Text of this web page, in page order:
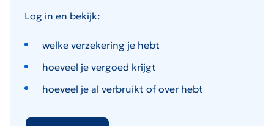
Log in en bekijk:
welke verzekering je hebt
hoeveel je vergoed krijgt
hoeveel je al verbruikt of over hebt